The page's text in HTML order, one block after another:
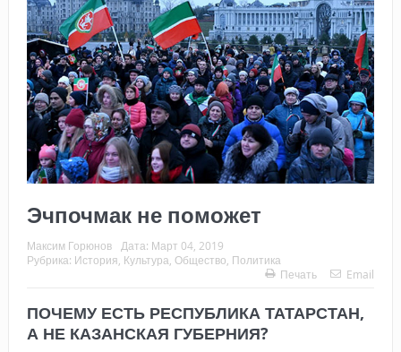
Эчпочмак не поможет
Максим Горюнов Дата: Март 04, 2019
Рубрика: История Культура Общество Политика
Печать
Email
ПОЧЕМУ ЕСТЬ РЕСПУБЛИКА ТАТАРСТАН,
А НЕ КАЗАНСКАЯ ГУБЕРНИЯ?